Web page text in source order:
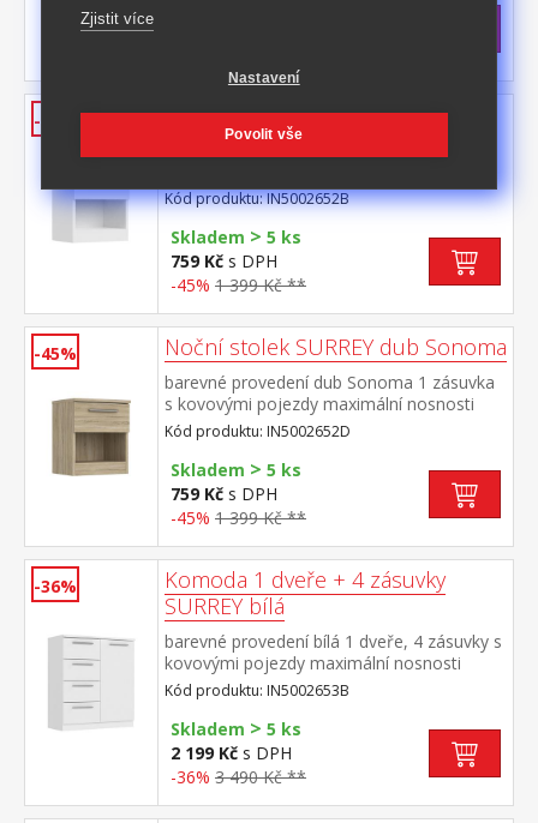
-45% Noční stolek SURREY bílý
uvedeny v návodu k montáži
Kód produktu: IN5002652B
Skladem > 5 ks
759 Kč s DPH
-45% 1 399 Kč **
-45% Noční stolek SURREY dub Sonoma
barevné provedení dub Sonoma 1 zásuvka
s kovovými pojezdy maximální nosnosti
uvedeny v návodu k montáži
Kód produktu: IN5002652D
Skladem > 5 ks
759 Kč s DPH
-45% 1 399 Kč **
-36%
Komoda 1 dveře + 4 zásuvky
SURREY bílá
barevné provedení bílá 1 dveře, 4 zásuvky s
kovovými pojezdy maximální nosnosti
uvedeny v návodu k montáži
Kód produktu: IN5002653B
Skladem > 5 ks
2 199 Kč s DPH
-36% 3 490 Kč **
Zjistit více
Nastavení
Povolit vše